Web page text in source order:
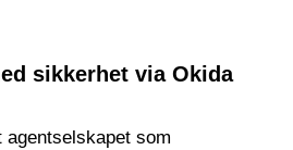
sikkerhet via Okida
agentselskapet som